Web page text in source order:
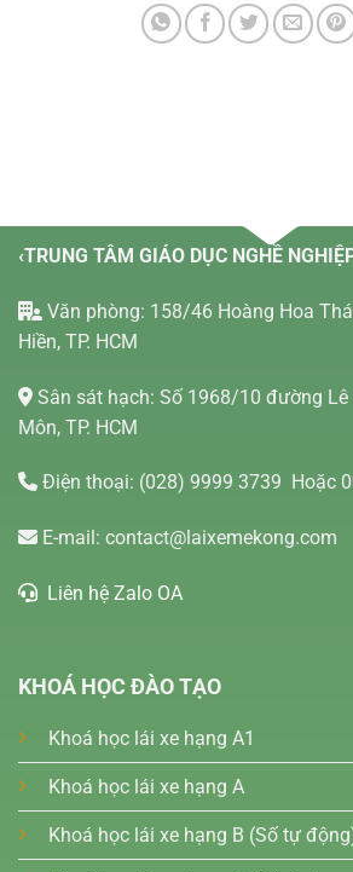
‹TRUNG TÂM GIÁO DỤC NGHỀ
Văn phòng: 158/46 Hoàng Hoa
Hiền, TP. HCM
Sân sát hạch: Số 1968/10 đường Lê
Môn, TP. HCM
Điện thoại: (028) 9999 3739 Hoặc
E-mail: contact@laixemekong.com
Liên hệ Zalo OA
KHOÁ HỌC ĐÀO TẠO
Khoá học lái xe hạng A1
Khoá học lái xe hạng A
Khoá học lái xe hạng B (Số tự